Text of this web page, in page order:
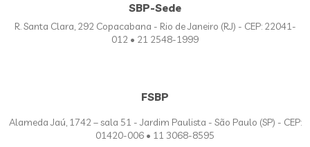
SBP-Sede
R. Santa Clara, 292 Copacabana - Rio de Janeiro (RJ) - CEP: 22041-
012 • 21 2548-1999
FSBP
Alameda Jaú, 1742 – sala 51 - Jardim Paulista - São Paulo (SP) - CEP:
01420-006 • 11 3068-8595